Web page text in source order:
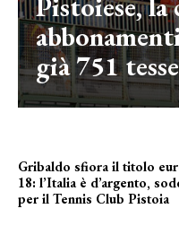
già 751
Gribaldo sfiora il titolo
18: l’Italia è d’argento,
per il Tennis Club Pistoia